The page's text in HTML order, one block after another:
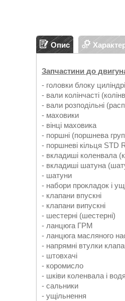
Опис
Запчастини до
- головки блоку
- вали колінчасті
- вали розподільні
- маховики
- вінці маховика
- поршні (поршнева
- поршневі кільця STD
- вкладиші коленвала
- вкладиші шатуна
- шатуни
- набори прокладок і
- клапани впускні
- клапани випускні
- шестерні (шестерні)
- ланцюга ГРМ
- ланцюга масляного
- напрямні втулки
- штовхачі
- коромисло
- шківи коленвала і
- сальники
- ущільнення